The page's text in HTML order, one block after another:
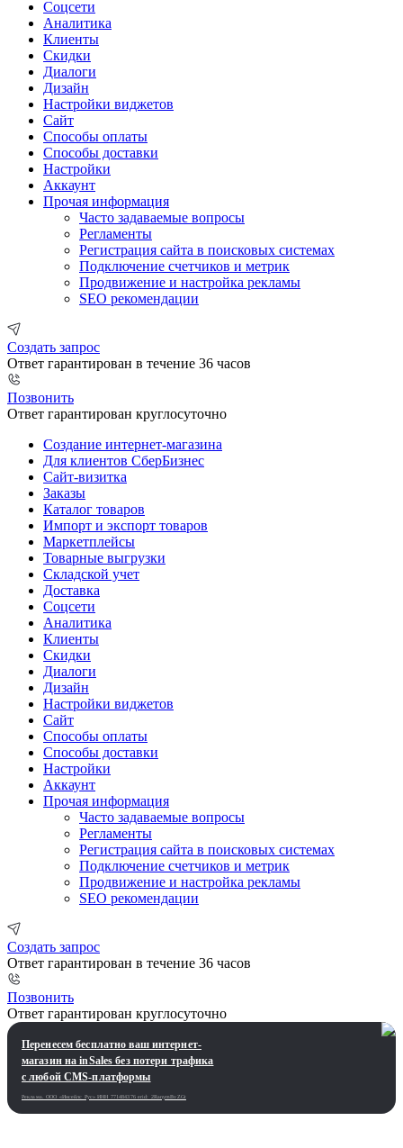
Соцсети
Аналитика
Клиенты
Скидки
Диалоги
Дизайн
Настройки виджетов
Сайт
Способы оплаты
Способы доставки
Настройки
Аккаунт
Прочая информация
Часто задаваемые вопросы
Регламенты
Регистрация сайта в поисковых системах
Подключение счетчиков и метрик
Продвижение и настройка рекламы
SEO рекомендации
Создать запрос
Ответ гарантирован в течение 36 часов
Позвонить
Ответ гарантирован круглосуточно
Создание интернет-магазина
Для клиентов СберБизнес
Сайт-визитка
Заказы
Каталог товаров
Импорт и экспорт товаров
Маркетплейсы
Товарные выгрузки
Складской учет
Доставка
Соцсети
Аналитика
Клиенты
Скидки
Диалоги
Дизайн
Настройки виджетов
Сайт
Способы оплаты
Способы доставки
Настройки
Аккаунт
Прочая информация
Часто задаваемые вопросы
Регламенты
Регистрация сайта в поисковых системах
Подключение счетчиков и метрик
Продвижение и настройка рекламы
SEO рекомендации
Создать запрос
Ответ гарантирован в течение 36 часов
Позвонить
Ответ гарантирован круглосуточно
Перенесем бесплатно ваш интернет-
магазин на inSales без потери трафика
с любой CMS-платформы
Реклама. ООО «Инсейлс Рус»‎ ИНН 771484376 erid: 2RanymBvZGt